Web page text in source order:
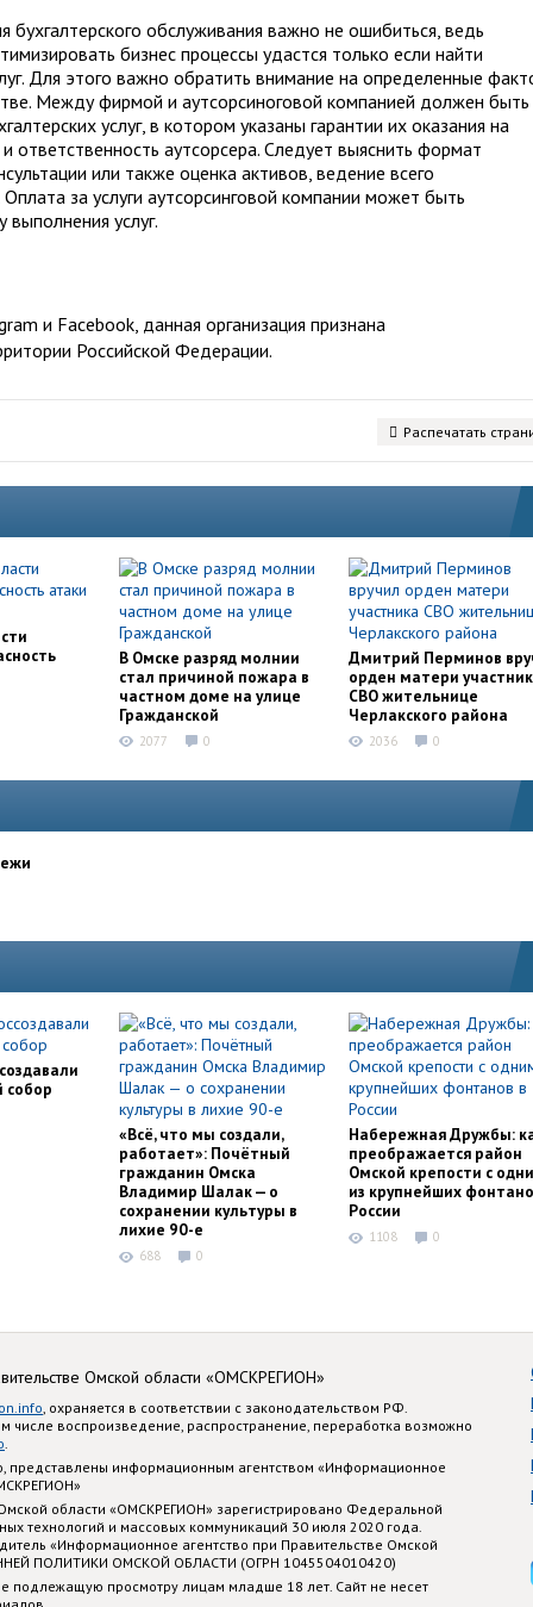
обслуживания важно не ошибиться, ведь
бизнес процессы удастся только если найти
Для этого важно обратить внимание на определенные
Между фирмой и аутсорсиноговой компанией должен быть
услуг, в котором указаны гарантии их оказания на
ответственность аутсорсера. Следует выяснить формат
или также оценка активов, ведение всего
Оплата за услуги аутсорсинговой компании может быть
услуг.
и Facebook, данная организация признана
Российской Федерации.
Распечатать
В Омске разряд молнии
стал причиной пожара в
частном доме на улице
Гражданской
2077 0
Дмитрий Перминов
орден матери
СВО жительнице
Черлакского района
2036 0
собор
«Всё, что мы создали,
работает»: Почётный
гражданин Омска
Владимир Шалак — о
сохранении культуры в
лихие 90-е
688 0
Набережная Дружбы:
преображается район
Омской крепости с
из крупнейших
России
1108 0
Омской области «ОМСКРЕГИОН»
, охраняется в соответствии с законодательством РФ.
числе воспроизведение, распространение, переработка возможно
представлены информационным агентством «Информационное
области «ОМСКРЕГИОН» зарегистрировано Федеральной
технологий и массовых коммуникаций 30 июля 2020 года.
«Информационное агентство при Правительстве Омской
ПОЛИТИКИ ОМСКОЙ ОБЛАСТИ (ОГРН 1045504010420)
подлежащую просмотру лицам младше 18 лет. Сайт не несет